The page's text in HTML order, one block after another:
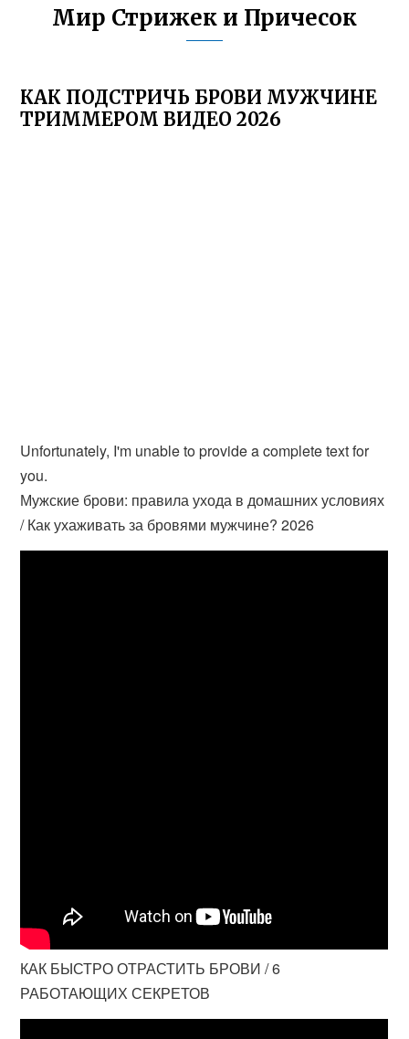
Мир Стрижек и Причесок
КАК ПОДСТРИЧЬ БРОВИ МУЖЧИНЕ
ТРИММЕРОМ ВИДЕО 2026
Unfortunately, I'm unable to provide a complete text for
you.
Мужские брови: правила ухода в домашних условиях
/ Как ухаживать за бровями мужчине? 2026
КАК БЫСТРО ОТРАСТИТЬ БРОВИ / 6
РАБОТАЮЩИХ СЕКРЕТОВ